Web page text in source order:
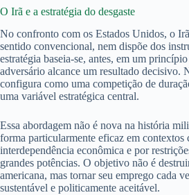
O Irã e a estratégia do desgaste
No confronto com os Estados Unidos, o
sentido convencional, nem dispõe dos
estratégia baseia-se, antes, em um
adversário alcance um resultado decisivo.
configura como uma competição de
uma variável estratégica central.
Essa abordagem não é nova na história
forma particularmente eficaz em contextos
interdependência econômica e por
grandes potências. O objetivo não é
americana, mas tornar seu emprego cada
sustentável e politicamente aceitável.